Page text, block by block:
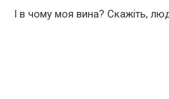
І в чому моя вина? Скажіть,